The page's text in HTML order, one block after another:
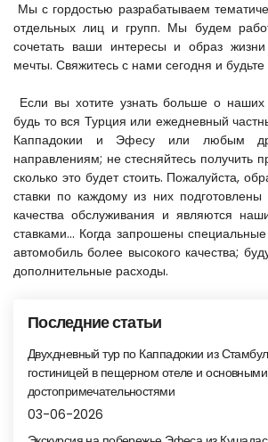
отдельных лиц и групп. Мы будем
сочетать ваши интересы и образ
мечты. Свяжитесь с нами сегодня и будьте
будь то вся Турция или ежедневный
Каппадокии и Эфесу или любым
направлениям; не стесняйтесь получить
сколько это будет стоить. Пожалуйста,
ставки по каждому из них
качества обслуживания и являются
ставками... Когда запрошены
автомобиль более высокого качества;
дополнительные расходы.
Последние статьи
Двухдневный тур по Каппадокии из
гостиницей в пещерном отеле и основными
достопримечательностями
03-06-2026